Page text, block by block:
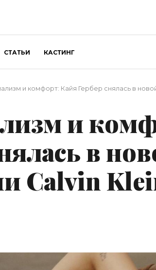
СТАТЬИ КАСТИНГ
и комфорт: Кайя Гербер снялась в
и
в
Calvin